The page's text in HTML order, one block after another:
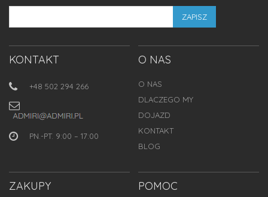
ZAPISZ
KONTAKT
+48 502 294 266
PN.-PT. 9:00 – 17:00
O NAS
O NAS
DLACZEGO MY
DOJAZD
KONTAKT
BLOG
ZAKUPY POMOC